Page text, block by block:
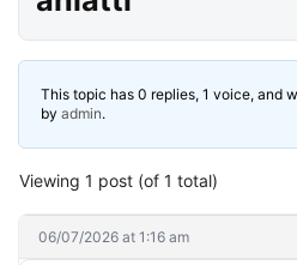
This topic has 0 replies, 1 voice, and
by admin.
Viewing 1 post (of 1 total)
06/07/2026 at 1:16 am